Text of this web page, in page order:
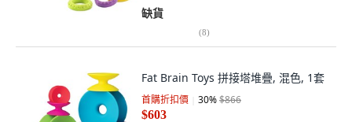
缺貨
(8)
Fat Brain Toys 拼接塔堆疊, 混色, 1套
首購折扣價 30%$866
$603